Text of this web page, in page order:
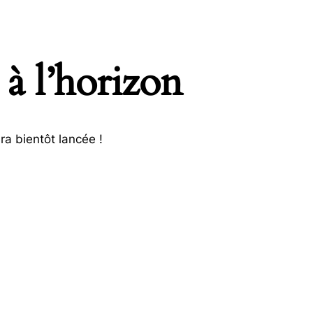
l’horizon
bientôt lancée !